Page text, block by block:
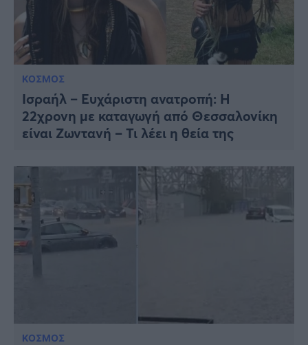
ΚΟΣΜΟΣ
Ισραήλ – Ευχάριστη ανατροπή: Η
22χρονη με καταγωγή από Θεσσαλονίκη
είναι Ζωντανή – Τι λέει η θεία της
ΚΟΣΜΟΣ